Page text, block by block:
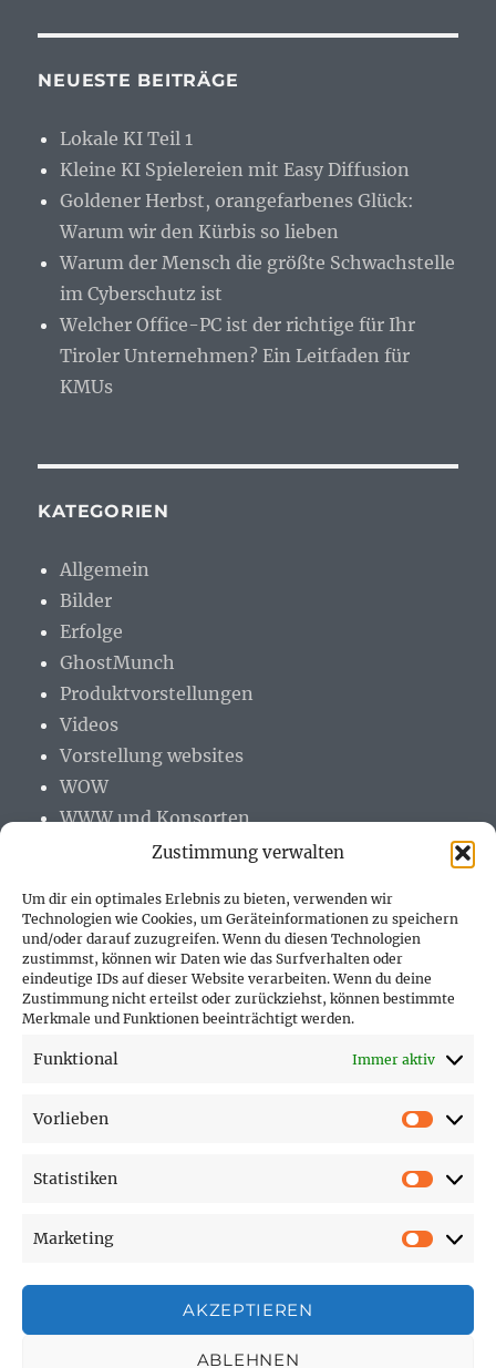
Zustimmung verwalten
Um dir ein optimales Erlebnis zu bieten, verwenden wir
Technologien wie Cookies, um Geräteinformationen zu speichern
und/oder darauf zuzugreifen. Wenn du diesen Technologien
zustimmst, können wir Daten wie das Surfverhalten oder
eindeutige IDs auf dieser Website verarbeiten. Wenn du deine
Zustimmung nicht erteilst oder zurückziehst, können bestimmte
Merkmale und Funktionen beeinträchtigt werden.
Funktional Immer aktiv
Vorlieben
Statistiken
Marketing
AKZEPTIEREN
ABLEHNEN
NEUESTE BEITRÄGE
Lokale KI Teil 1
Kleine KI Spielereien mit Easy Diffusion
Goldener Herbst, orangefarbenes Glück:
Warum wir den Kürbis so lieben
Warum der Mensch die größte Schwachstelle
im Cyberschutz ist
Welcher Office-PC ist der richtige für Ihr
Tiroler Unternehmen? Ein Leitfaden für
KMUs
KATEGORIEN
Allgemein
Bilder
Erfolge
GhostMunch
Produktvorstellungen
Videos
Vorstellung websites
WOW
WWW und Konsorten
PARTNER (LINKS)
Hofer Technik GmbH
Sonne und Erde
SEITEN
Affiliate Disclosure
Datenschutzerklärung
Impressum